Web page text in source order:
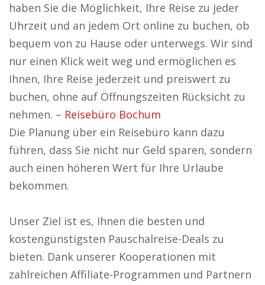
haben Sie die Möglichkeit, Ihre Reise zu jeder
Uhrzeit und an jedem Ort online zu buchen, ob
bequem von zu Hause oder unterwegs. Wir sind
nur einen Klick weit weg und ermöglichen es
Ihnen, Ihre Reise jederzeit und preiswert zu
buchen, ohne auf Öffnungszeiten Rücksicht zu
nehmen. – Reisebüro Bochum
Die Planung über ein Reisebüro kann dazu
führen, dass Sie nicht nur Geld sparen, sondern
auch einen höheren Wert für Ihre Urlaube
bekommen.
Unser Ziel ist es, Ihnen die besten und
kostengünstigsten Pauschalreise-Deals zu
bieten. Dank unserer Kooperationen mit
zahlreichen Affiliate-Programmen und Partnern